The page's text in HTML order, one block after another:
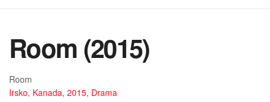
Room (2015)
Room
Irsko, Kanada, 2015, Drama